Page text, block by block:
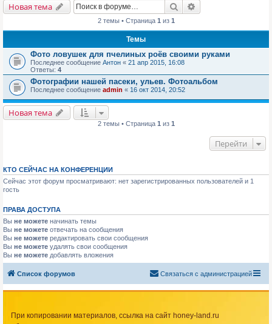
Новая тема Поиск
2 темы • Страница 1 из 1
Темы
Фото ловушек для пчелиных роёв своими руками
Последнее сообщение Антон « 21 апр 2015, 16:08
Ответы: 4
Фотографии нашей пасеки, ульев. Фотоальбом
Последнее сообщение admin « 16 окт 2014, 20:52
Новая тема
2 темы • Страница 1 из 1
Перейти
КТО СЕЙЧАС НА КОНФЕРЕНЦИИ
Сейчас этот форум просматривают: нет зарегистрированных пользователей и 1
гость
ПРАВА ДОСТУПА
Вы не можете начинать темы
Вы не можете отвечать на сообщения
Вы не можете редактировать свои сообщения
Вы не можете удалять свои сообщения
Вы не можете добавлять вложения
Список форумов Связаться с администрацией
При копировании материалов, ссылка на сайт honey-land.ru